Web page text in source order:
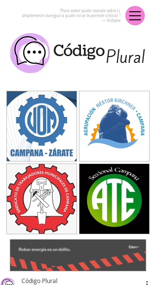
“Para saber quién manda sobre ti,
simplemente averigua a quién no se te permite criticar.”
― Voltaire
Código Plural